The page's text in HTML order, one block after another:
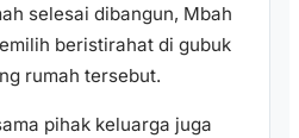
selesai dibangun, Mbah
beristirahat di gubuk
rumah tersebut.
pihak keluarga juga